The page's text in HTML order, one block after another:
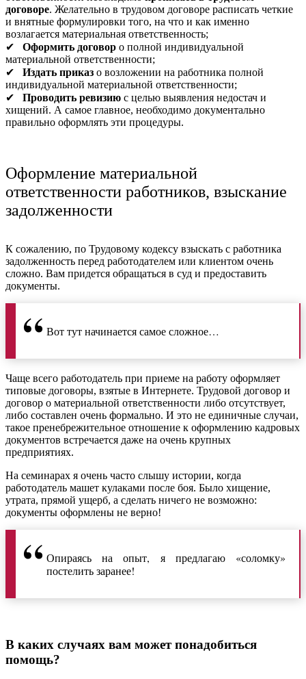
договоре. Желательно в трудовом договоре расписать четкие
и внятные формулировки того, на что и как именно
возлагается материальная ответственность;
✔ Оформить договор о полной индивидуальной
материальной ответственности;
✔ Издать приказ о возложении на работника полной
индивидуальной материальной ответственности;
✔ Проводить ревизию с целью выявления недостач и
хищений. А самое главное, необходимо документально
правильно оформлять эти процедуры.
Оформление материальной
ответственности работников, взыскание
задолженности
К сожалению, по Трудовому кодексу взыскать с работника
задолженность перед работодателем или клиентом очень
сложно. Вам придется обращаться в суд и предоставить
документы.
Вот тут начинается самое сложное…
Чаще всего работодатель при приеме на работу оформляет
типовые договоры, взятые в Интернете. Трудовой договор и
договор о материальной ответственности либо отсутствует,
либо составлен очень формально. И это не единичные случаи,
такое пренебрежительное отношение к оформлению кадровых
документов встречается даже на очень крупных
предприятиях.
На семинарах я очень часто слышу истории, когда
работодатель машет кулаками после боя. Было хищение,
утрата, прямой ущерб, а сделать ничего не возможно:
документы оформлены не верно!
Опираясь на опыт, я предлагаю «соломку»
постелить заранее!
В каких случаях вам может понадобиться
помощь?